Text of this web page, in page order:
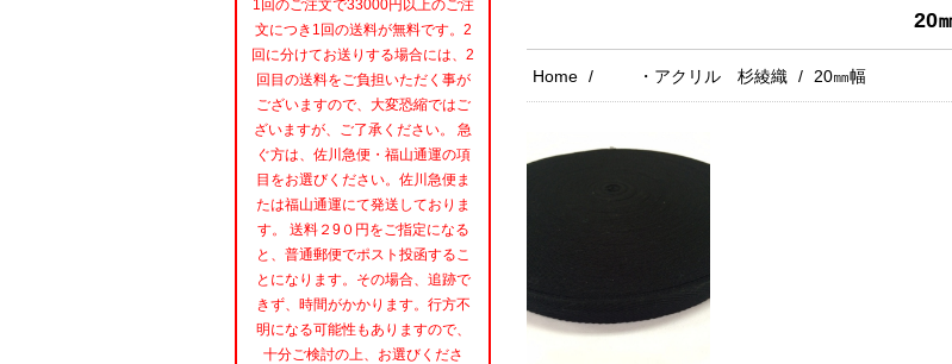
20
Home ・アクリル 杉綾織 20㎜幅
1回のご注文で33000円以上のご注
文につき1回の送料が無料です。2
回に分けてお送りする場合には、2
回目の送料をご負担いただく事が
ございますので、大変恐縮ではご
ざいますが、ご了承ください。 急
ぐ方は、佐川急便・福山通運の項
目をお選びください。佐川急便ま
たは福山通運にて発送しておりま
す。 送料２9０円をご指定になる
と、普通郵便でポスト投函するこ
とになります。その場合、追跡で
きず、時間がかかります。行方不
明になる可能性もありますので、
十分ご検討の上、お選びくださ